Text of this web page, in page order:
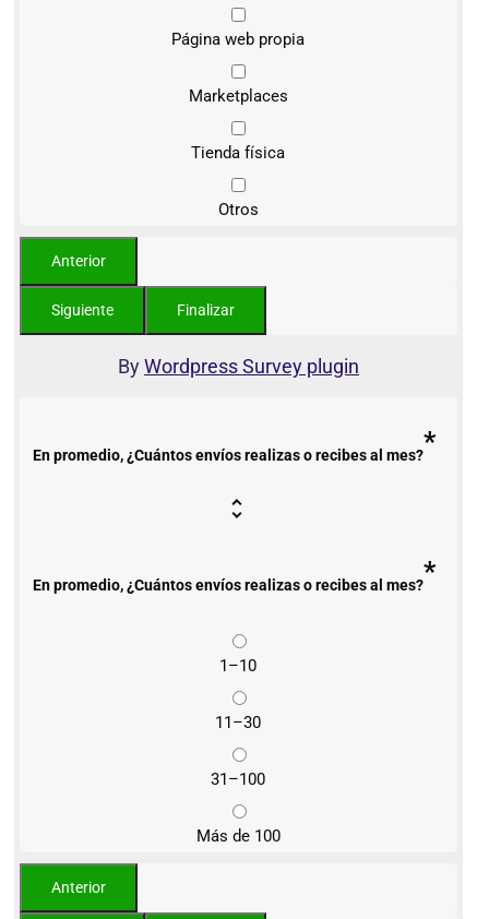
Página web propia
Marketplaces
Tienda física
Otros
ByWordpress Survey plugin
En promedio, ¿Cuántos envíos realizas o recibes al mes?*
En promedio, ¿Cuántos envíos realizas o recibes al mes?*
1–10
11–30
31–100
Más de 100